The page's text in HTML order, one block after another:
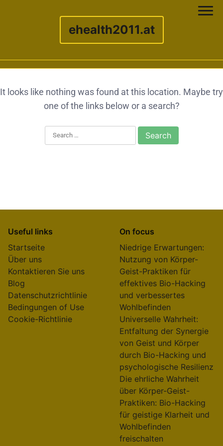
ehealth2011.at
It looks like nothing was found at this location. Maybe try
one of the links below or a search?
Search for:
Useful links
Startseite
Über uns
Kontaktieren Sie uns
Blog
Datenschutzrichtlinie
Bedingungen of Use
Cookie-Richtlinie
On focus
Niedrige Erwartungen:
Nutzung von Körper-
Geist-Praktiken für
effektives Bio-Hacking
und verbessertes
Wohlbefinden
Universelle Wahrheit:
Entfaltung der Synergie
von Geist und Körper
durch Bio-Hacking und
psychologische Resilienz
Die ehrliche Wahrheit
über Körper-Geist-
Praktiken: Bio-Hacking
für geistige Klarheit und
Wohlbefinden
freischalten